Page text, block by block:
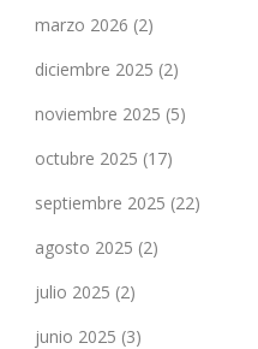
marzo 2026 (2)
diciembre 2025 (2)
noviembre 2025 (5)
octubre 2025 (17)
septiembre 2025 (22)
agosto 2025 (2)
julio 2025 (2)
junio 2025 (3)